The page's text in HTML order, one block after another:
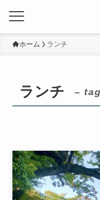
ホーム ランチ
ランチ –